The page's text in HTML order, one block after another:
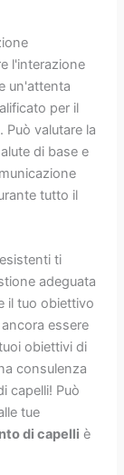
l'interazione
un'attenta
per il
Può valutare la
di base e
tutto il
ti
adeguata
il tuo obiettivo
essere
obiettivi di
consulenza
capelli! Può
tue
di capelli è